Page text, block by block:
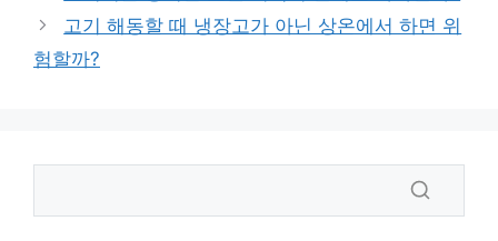
고기 해동할 때 냉장고가 아닌 상온에서 하면 위
험할까?